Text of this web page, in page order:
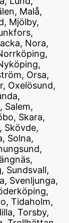
Malå,
Mjölby,
Nora,
Orsa,
Oxelösund,
Salem,
Skara,
Skövde,
Solna,
Sundsvall,
Svenljunga,
Tidaholm,
Torsby,